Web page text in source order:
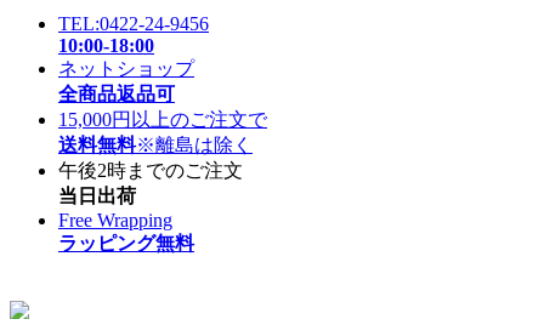
TEL:0422-24-9456
10:00-18:00
ネットショップ
全商品返品可
15,000円以上のご注文で
送料無料※離島は除く
午後2時までのご注文
当日出荷
Free Wrapping
ラッピング無料